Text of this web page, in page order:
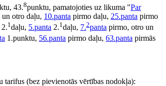
43.8punktu, pamatojoties uz likuma "Par
otro daļu, 10.panta pirmo daļu, 25.panta pirmo
2.1daļu, 5.panta 2.1daļu, 7.2panta pirmo, otro un
1.punktu, 56.panta pirmo daļu, 63.panta pirmās
(bez pievienotās vērtības nodokļa):